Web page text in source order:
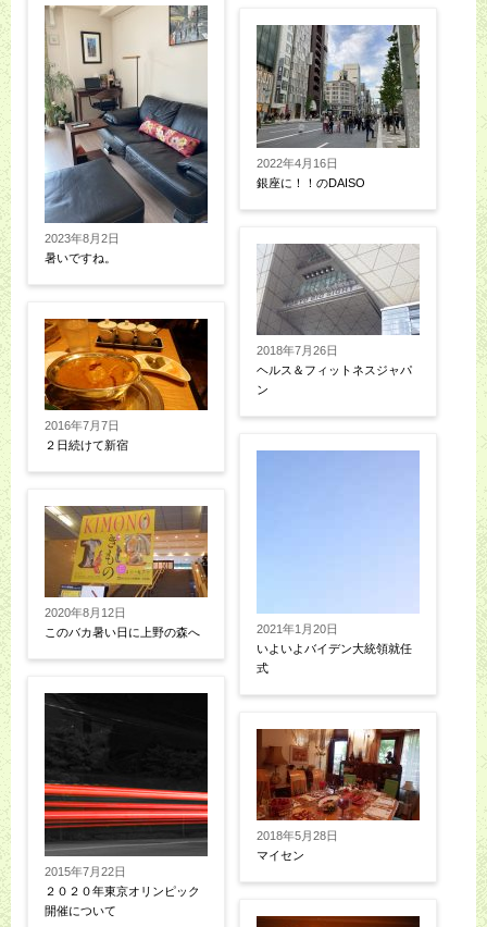
2023年8月2日
暑いですね。
2016年7月7日
２日続けて新宿
2020年8月12日
このバカ暑い日に上野の森へ
2015年7月22日
２０２０年東京オリンピック
開催について
2022年4月16日
銀座に！！のDAISO
2018年7月26日
ヘルス＆フィットネスジャパ
ン
2021年1月20日
いよいよバイデン大統領就任
式
2018年5月28日
マイセン